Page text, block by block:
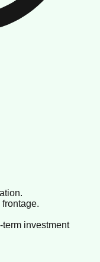
frontage.
investment